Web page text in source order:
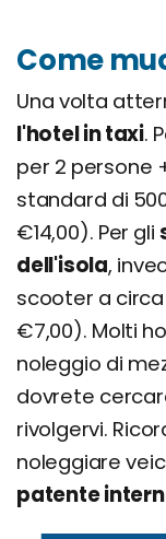
Come
Una volta
l'hotel in taxi.
per 2 persone
standard di
€14,00). Per gli
dell'isola,
scooter a
€7,00). Molti
noleggio di
dovrete
rivolgervi.
noleggiare
patente